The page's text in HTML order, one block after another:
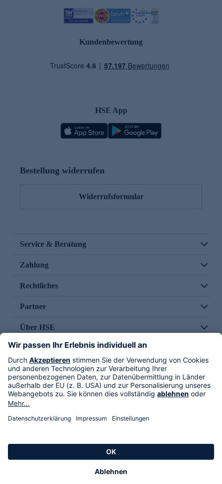
Kundenbewertung
HSE App
Bestellung widerrufen
Widerrufsformular
Service & Beratung
Zahlung
Rechtliches
Partner
Über HSE
Im TV
HSE International